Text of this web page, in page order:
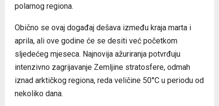
polarnog regiona.
Obično se ovaj događaj dešava između kraja marta i
aprila, ali ove godine će se desiti već početkom
sljedećeg mjeseca. Najnovija ažuriranja potvrđuju
intenzivno zagrijavanje Zemljine stratosfere, odmah
iznad arktičkog regiona, reda veličine 50°C u periodu od
nekoliko dana.